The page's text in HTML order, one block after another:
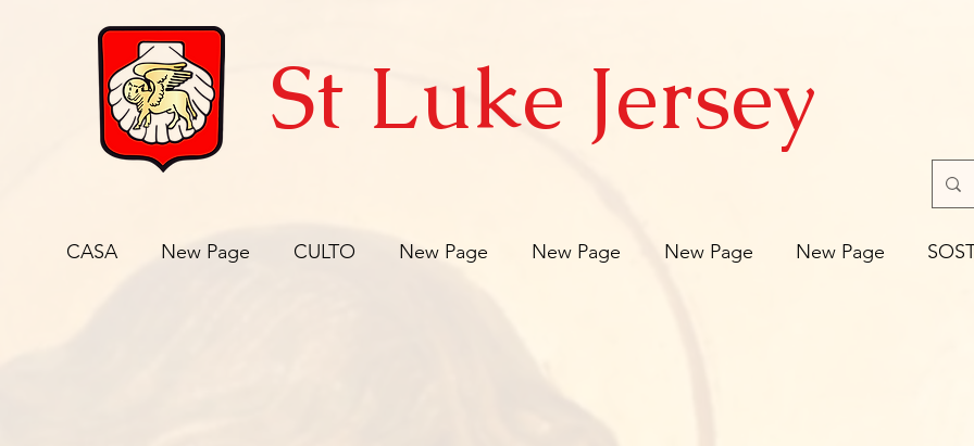
St Luke Jersey
CASA New Page CULTO New Page New Page New Page New Page